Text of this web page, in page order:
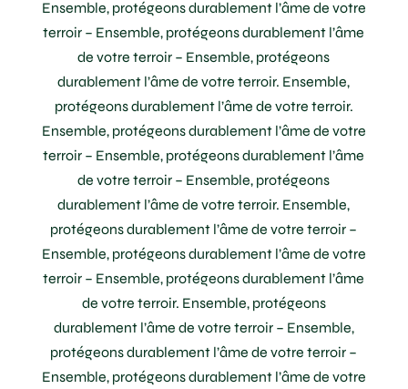
Ensemble, protégeons durablement l’âme de votre
terroir – Ensemble, protégeons durablement l’âme
de votre terroir – Ensemble, protégeons
durablement l’âme de votre terroir. Ensemble,
protégeons durablement l’âme de votre terroir.
Ensemble, protégeons durablement l’âme de votre
terroir – Ensemble, protégeons durablement l’âme
de votre terroir – Ensemble, protégeons
durablement l’âme de votre terroir. Ensemble,
protégeons durablement l’âme de votre terroir –
Ensemble, protégeons durablement l’âme de votre
terroir – Ensemble, protégeons durablement l’âme
de votre terroir. Ensemble, protégeons
durablement l’âme de votre terroir – Ensemble,
protégeons durablement l’âme de votre terroir –
Ensemble, protégeons durablement l’âme de votre